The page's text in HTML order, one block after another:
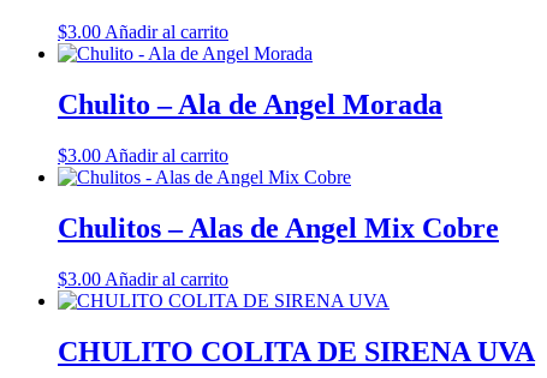
$3.00 Añadir al carrito
Chulito – Ala de Angel Morada
$3.00 Añadir al carrito
Chulitos – Alas de Angel Mix Cobre
$3.00 Añadir al carrito
CHULITO COLITA DE SIRENA UVA